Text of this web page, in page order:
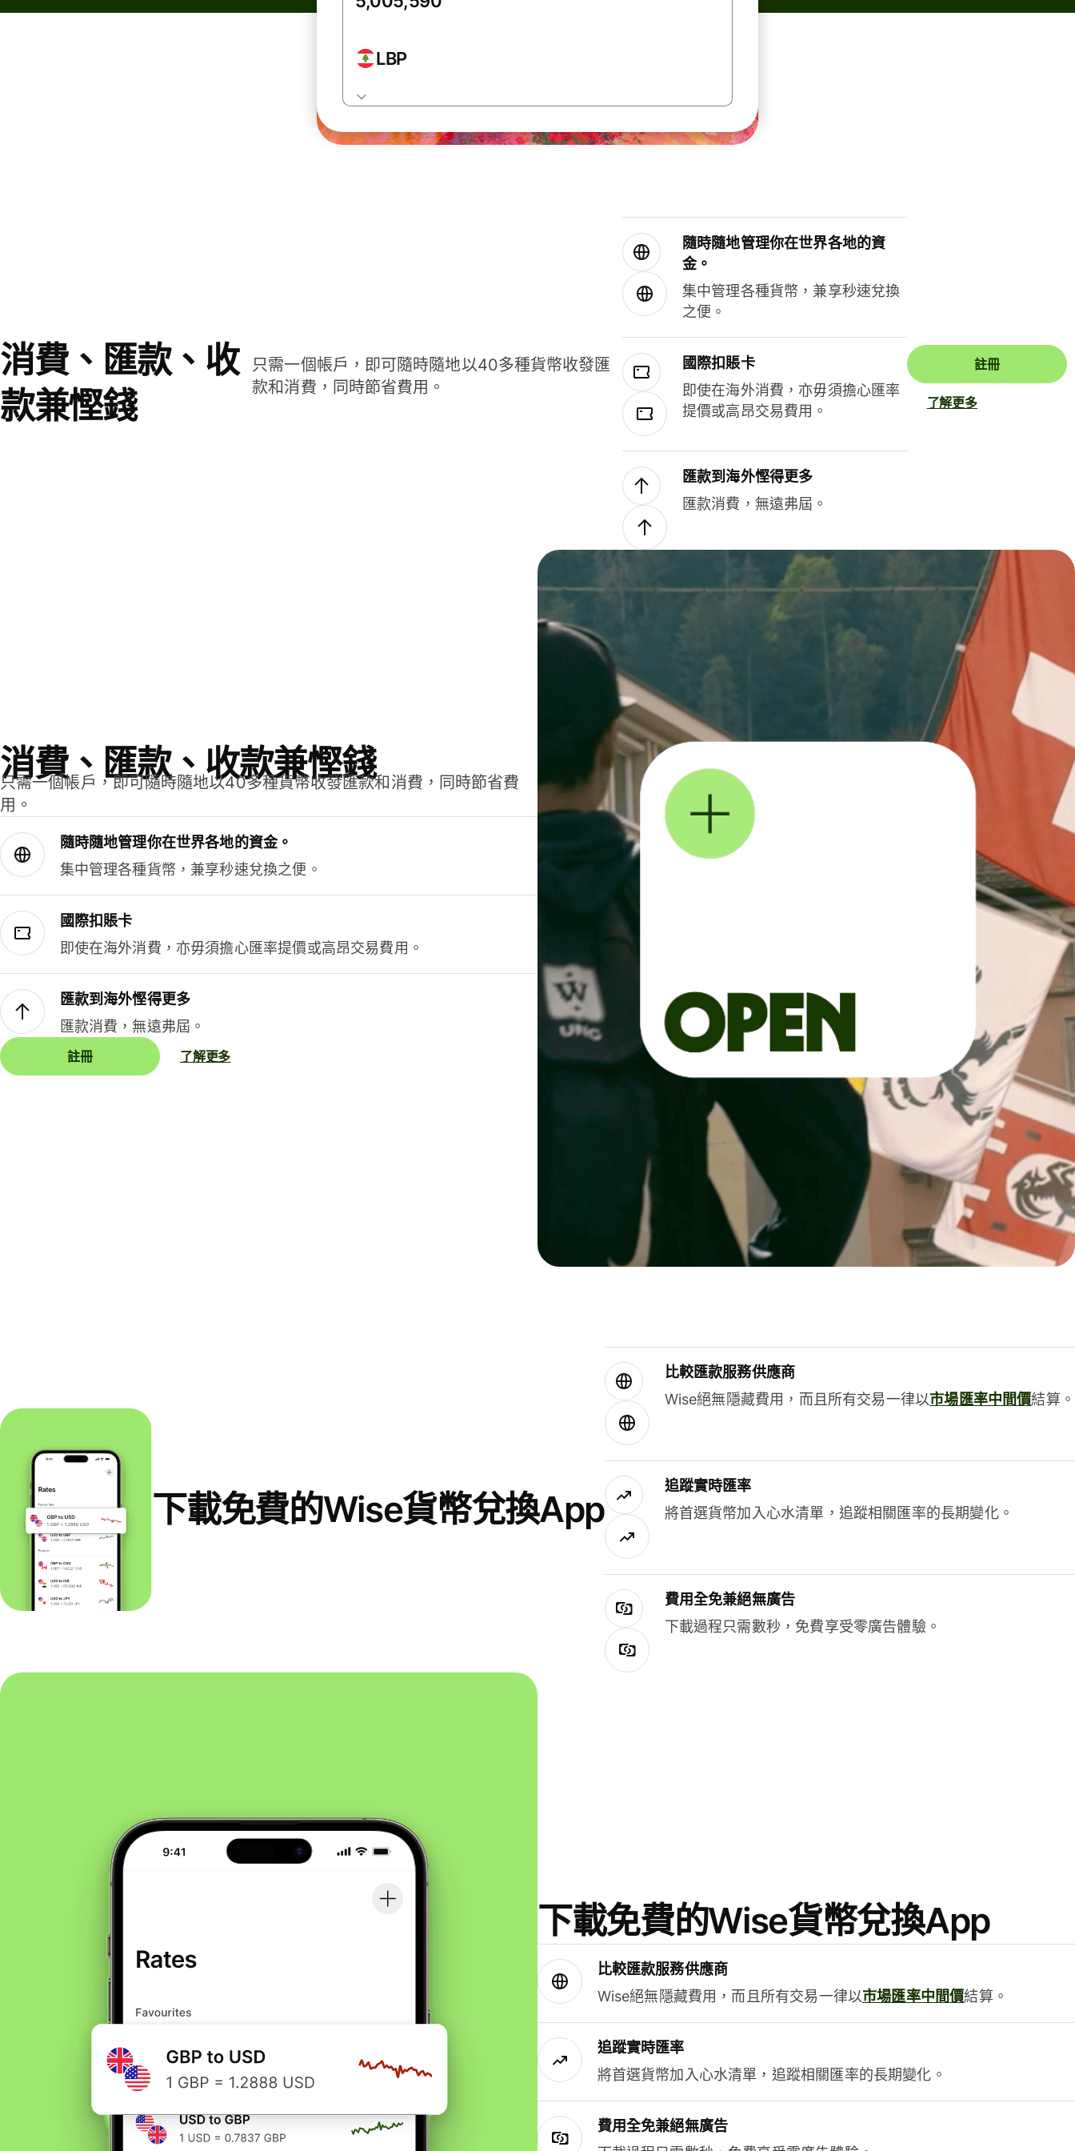
LBP
消費、匯款、收
款兼慳錢
只需一個帳戶，即可隨時隨地以40多種貨幣收發匯
款和消費，同時節省費用。
隨時隨地管理你在世界各地的資
金。
集中管理各種貨幣，兼享秒速兌換
之便。
國際扣賬卡
即使在海外消費，亦毋須擔心匯率
提價或高昂交易費用。
匯款到海外慳得更多
匯款消費，無遠弗屆。
註冊
了解更多
消費、匯款、收款兼慳錢
只需一個帳戶，即可隨時隨地以40多種貨幣收發匯款和消費，同時節省費
用。
隨時隨地管理你在世界各地的資金。
集中管理各種貨幣，兼享秒速兌換之便。
國際扣賬卡
即使在海外消費，亦毋須擔心匯率提價或高昂交易費用。
匯款到海外慳得更多
匯款消費，無遠弗屆。
註冊 了解更多
下載免費的Wise貨幣兌換App
比較匯款服務供應商
Wise絕無隱藏費用，而且所有交易一律以市場匯率中間價結算。
追蹤實時匯率
將首選貨幣加入心水清單，追蹤相關匯率的長期變化。
費用全免兼絕無廣告
下載過程只需數秒，免費享受零廣告體驗。
下載免費的Wise貨幣兌換App
比較匯款服務供應商
Wise絕無隱藏費用，而且所有交易一律以市場匯率中間價結算。
追蹤實時匯率
將首選貨幣加入心水清單，追蹤相關匯率的長期變化。
費用全免兼絕無廣告